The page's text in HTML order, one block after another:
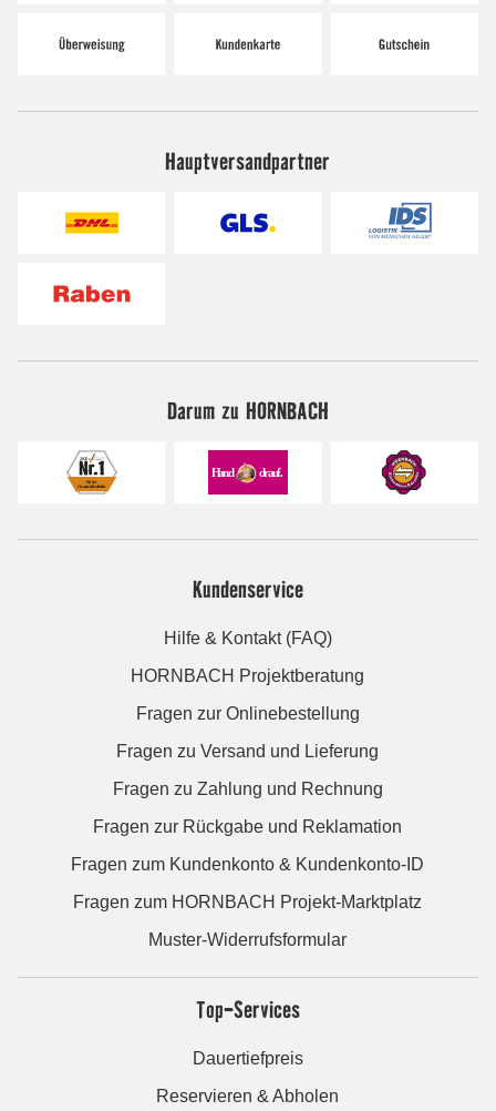
Hauptversandpartner
Darum zu HORNBACH
Kundenservice
Hilfe & Kontakt (FAQ)
HORNBACH Projektberatung
Fragen zur Onlinebestellung
Fragen zu Versand und Lieferung
Fragen zu Zahlung und Rechnung
Fragen zur Rückgabe und Reklamation
Fragen zum Kundenkonto & Kundenkonto-ID
Fragen zum HORNBACH Projekt-Marktplatz
Muster-Widerrufsformular
Top-Services
Dauertiefpreis
Reservieren & Abholen